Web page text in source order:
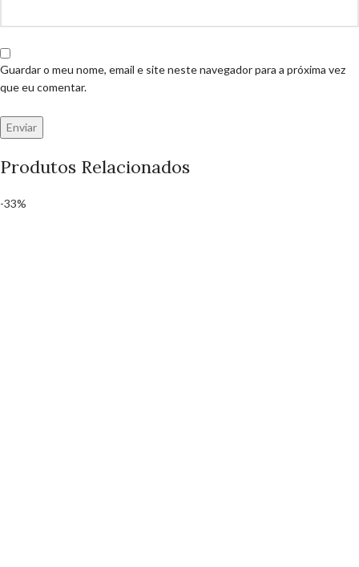
Guardar o meu nome, email e site neste navegador para a próxima vez
que eu comentar.
Produtos Relacionados
-33%